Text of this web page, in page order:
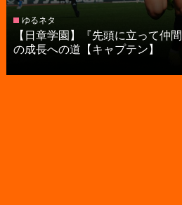
ゆるネタ
【日章学園】『先頭に立って仲
の成長への道【キャプテン】